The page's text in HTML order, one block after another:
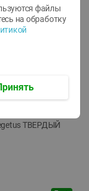
ТВЕРДЫЙ
файлы
на обработку